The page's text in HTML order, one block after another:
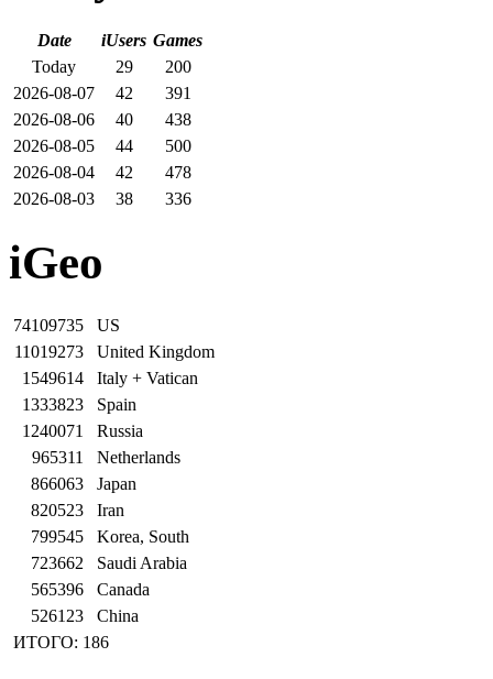
Date iUsers Games
Today
29
200
2026-08-07
42
391
2026-08-06
40
438
2026-08-05
44
500
2026-08-04
42
478
2026-08-03
38 336
iGeo
74109735
US
11019273
United Kingdom
1549614
Italy + Vatican
1333823
Spain
1240071
Russia
965311
Netherlands
866063
Japan
820523
Iran
799545
Korea, South
723662
Saudi Arabia
565396
Canada
526123
China
ИТОГО: 186